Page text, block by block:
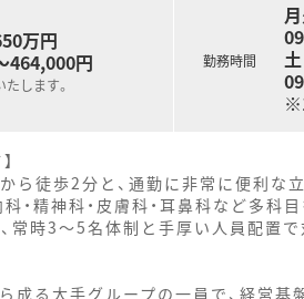
万円
464,000円
します。
勤務時間
土
徒歩2分と、通勤に非常に便利な立
・精神科・皮膚科・耳鼻科など多科目
時3～5名体制と手厚い人員配置で
る大手グループの一員で、経営基